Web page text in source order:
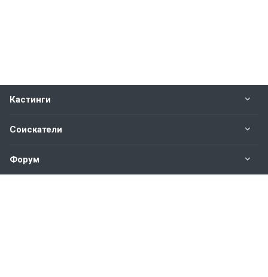
Кастинги
Соискатели
Форум